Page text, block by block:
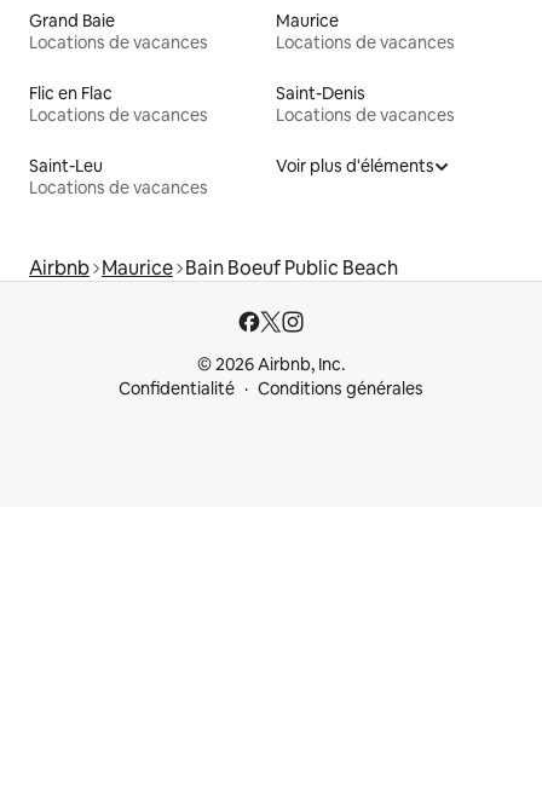
Grand Baie
Locations de vacances
Maurice
Locations de vacances
Flic en Flac
Locations de vacances
Saint-Denis
Locations de vacances
Saint-Leu
Locations de vacances
Voir plus d'éléments
Airbnb Maurice Bain Boeuf Public Beach
© 2026 Airbnb, Inc.
Confidentialité
Conditions générales